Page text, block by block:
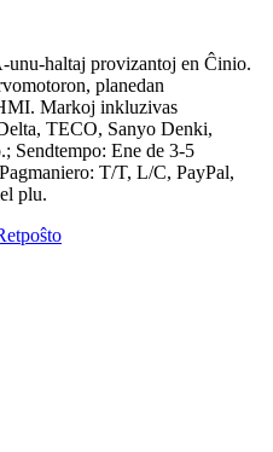
unu-haltaj provizantoj en Ĉinio.
planedan
Markoj inkluzivas
TECO, Sanyo Denki,
Sendtempo: Ene de 3-5
T/T, L/C, PayPal,
plu.